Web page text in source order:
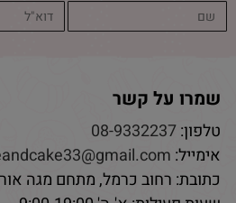
שמרו על קשר
טלפון:08-9332237
אימייל:
כתובת: רחוב כרמל, מתחם מגה